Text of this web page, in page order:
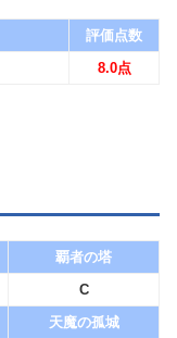
評価点数
8.0点
覇者の塔
C
天魔の孤城